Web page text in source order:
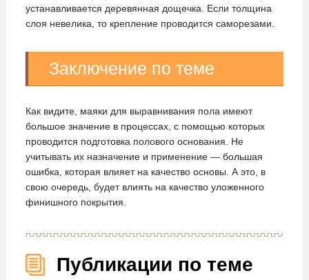
устанавливается деревянная дощечка. Если толщина
слоя невелика, то крепление проводится саморезами.
Заключение по теме
Как видите, маяки для выравнивания пола имеют
большое значение в процессах, с помощью которых
проводится подготовка полового основания. Не
учитывать их назначение и применение — большая
ошибка, которая влияет на качество основы. А это, в
свою очередь, будет влиять на качество уложенного
финишного покрытия.
Публикации по теме